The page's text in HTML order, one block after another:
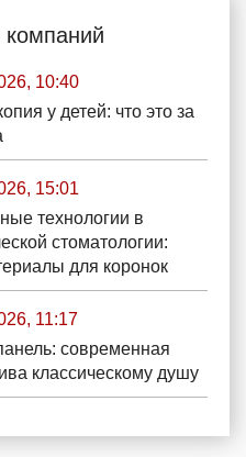
компаний
10:40
у детей: что это за
15:01
технологии в
стоматологии:
для коронок
11:17
современная
классическому душу